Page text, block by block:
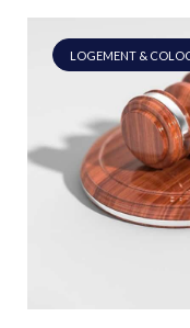
LOGEMENT &